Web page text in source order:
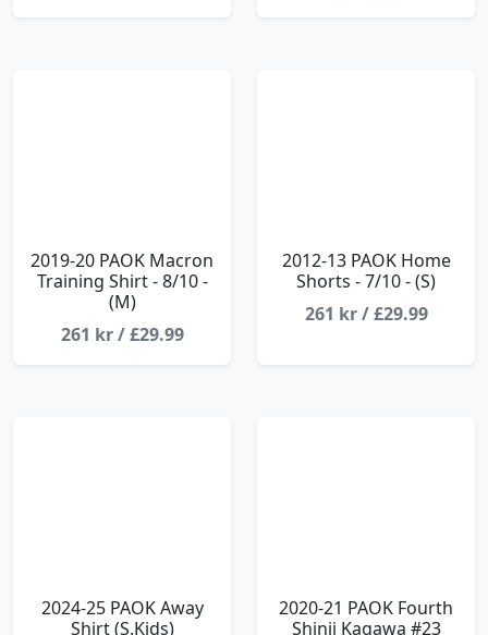
2019-20 PAOK Macron
Training Shirt - 8/10 -
(M)
261 kr / £29.99
2012-13 PAOK Home
Shorts - 7/10 - (S)
261 kr / £29.99
2024-25 PAOK Away
Shirt (S.Kids)
2020-21 PAOK Fourth
Shinji Kagawa #23